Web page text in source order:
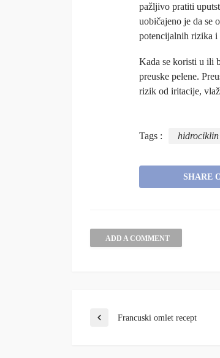
pažljivo pratiti
uobičajeno je da se
potencijalnih rizika i
Kada se koristi u ili
preuske pelene.
rizik od iritacije,
Tags : hidrociklin
SHARE
ADD A COMMENT
Francuski omlet recept